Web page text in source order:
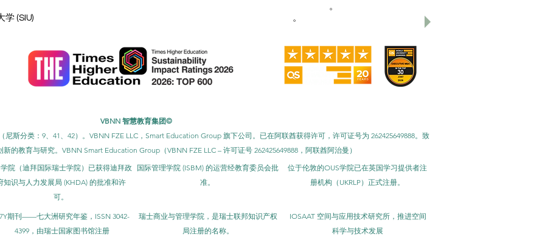
。
学 (SIU)
。
VBNN 智慧教育集团©
斯分类：9、41、42）。VBNN FZE LLC，Smart Education Group 旗下公司。已在阿联酋获得许可，许可证号为 262425649888。致
的教育与研究。VBNN Smart Education Group（VBNN FZE LLC – 许可证号 262425649888，阿联酋阿治曼）
院（迪拜国际瑞士学院）已获得迪拜政
知识与人力发展局 (KHDA) 的批准和许
可。
国际管理学院 (ISBM) 的运营经教育委员会批
准。
位于伦敦的OUS学院已在英国学习提供者注
册机构（UKRLP）正式注册。
期刊——七大洲研究年鉴，ISSN 3042-
4399，由瑞士国家图书馆注册
瑞士商业与管理学院，是瑞士联邦知识产权
局注册的名称。
IOSAAT 空间与应用技术研究所，推进空间
科学与技术发展